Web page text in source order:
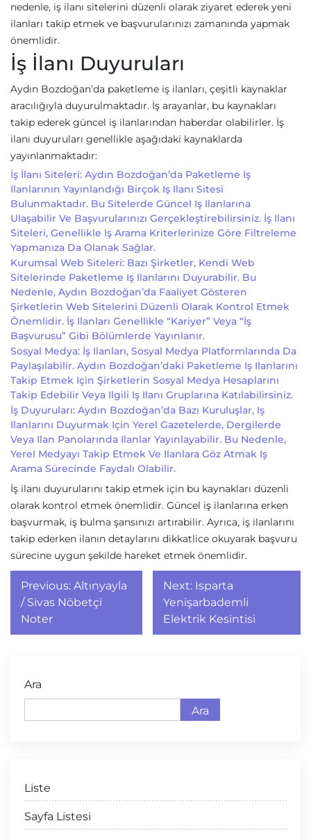
nedenle, iş ilanı sitelerini düzenli olarak ziyaret ederek yeni
ilanları takip etmek ve başvurularınızı zamanında yapmak
önemlidir.
İş İlanı Duyuruları
Aydın Bozdoğan’da paketleme iş ilanları, çeşitli kaynaklar
aracılığıyla duyurulmaktadır. İş arayanlar, bu kaynakları
takip ederek güncel iş ilanlarından haberdar olabilirler. İş
ilanı duyuruları genellikle aşağıdaki kaynaklarda
yayınlanmaktadır:
İş İlanı Siteleri: Aydın Bozdoğan’da Paketleme Iş
Ilanlarının Yayınlandığı Birçok Iş Ilanı Sitesi
Bulunmaktadır. Bu Sitelerde Güncel Iş Ilanlarına
Ulaşabilir Ve Başvurularınızı Gerçekleştirebilirsiniz. İş Ilanı
Siteleri, Genellikle Iş Arama Kriterlerinize Göre Filtreleme
Yapmanıza Da Olanak Sağlar.
Kurumsal Web Siteleri: Bazı Şirketler, Kendi Web
Sitelerinde Paketleme Iş Ilanlarını Duyurabilir. Bu
Nedenle, Aydın Bozdoğan’da Faaliyet Gösteren
Şirketlerin Web Sitelerini Düzenli Olarak Kontrol Etmek
Önemlidir. İş Ilanları Genellikle “Kariyer” Veya “İş
Başvurusu” Gibi Bölümlerde Yayınlanır.
Sosyal Medya: İş Ilanları, Sosyal Medya Platformlarında Da
Paylaşılabilir. Aydın Bozdoğan’daki Paketleme Iş Ilanlarını
Takip Etmek Için Şirketlerin Sosyal Medya Hesaplarını
Takip Edebilir Veya Ilgili Iş Ilanı Gruplarına Katılabilirsiniz.
İş Duyuruları: Aydın Bozdoğan’da Bazı Kuruluşlar, Iş
Ilanlarını Duyurmak Için Yerel Gazetelerde, Dergilerde
Veya Ilan Panolarında Ilanlar Yayınlayabilir. Bu Nedenle,
Yerel Medyayı Takip Etmek Ve Ilanlara Göz Atmak Iş
Arama Sürecinde Faydalı Olabilir.
İş ilanı duyurularını takip etmek için bu kaynakları düzenli
olarak kontrol etmek önemlidir. Güncel iş ilanlarına erken
başvurmak, iş bulma şansınızı artırabilir. Ayrıca, iş ilanlarını
takip ederken ilanın detaylarını dikkatlice okuyarak başvuru
sürecine uygun şekilde hareket etmek önemlidir.
Yazı
gezinmesi
Previous: Altınyayla
/ Sivas Nöbetçi
Noter
Next: Isparta
Yenişarbademli
Elektrik Kesintisi
Ara
Ara
Liste
Sayfa Listesi